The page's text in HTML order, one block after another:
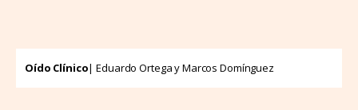
Oído Clínico| Eduardo Ortega y Marcos Domínguez